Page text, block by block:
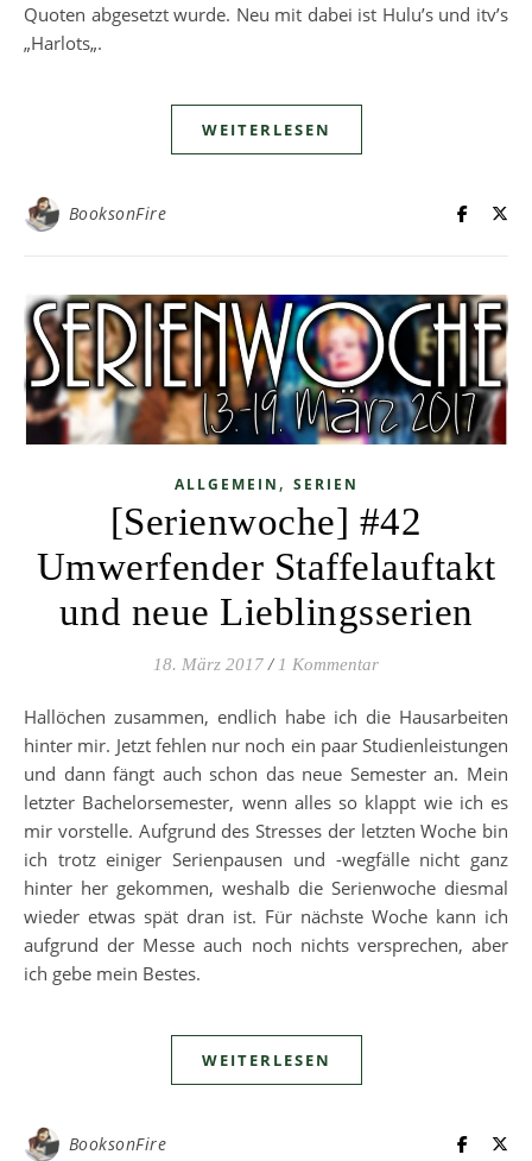
Quoten abgesetzt wurde. Neu mit dabei ist Hulu’s und itv’s
„Harlots„.
WEITERLESEN
BooksonFire
ALLGEMEIN , SERIEN
[Serienwoche] #42
Umwerfender Staffelauftakt
und neue Lieblingsserien
18. März 2017 / 1 Kommentar
Hallöchen zusammen, endlich habe ich die Hausarbeiten
hinter mir. Jetzt fehlen nur noch ein paar Studienleistungen
und dann fängt auch schon das neue Semester an. Mein
letzter Bachelorsemester, wenn alles so klappt wie ich es
mir vorstelle. Aufgrund des Stresses der letzten Woche bin
ich trotz einiger Serienpausen und -wegfälle nicht ganz
hinter her gekommen, weshalb die Serienwoche diesmal
wieder etwas spät dran ist. Für nächste Woche kann ich
aufgrund der Messe auch noch nichts versprechen, aber
ich gebe mein Bestes.
WEITERLESEN
BooksonFire